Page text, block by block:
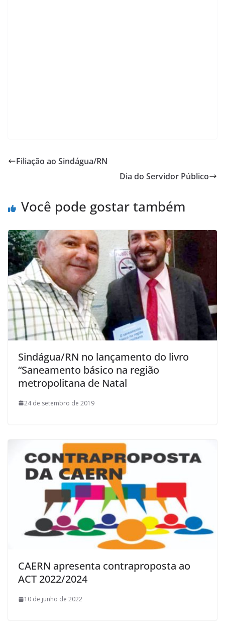
Filiação ao Sindágua/RN
Dia do Servidor Público
Você pode gostar também
Sindágua/RN no lançamento do livro
“Saneamento básico na região
metropolitana de Natal
24 de setembro de 2019
CAERN apresenta contraproposta ao
ACT 2022/2024
10 de junho de 2022